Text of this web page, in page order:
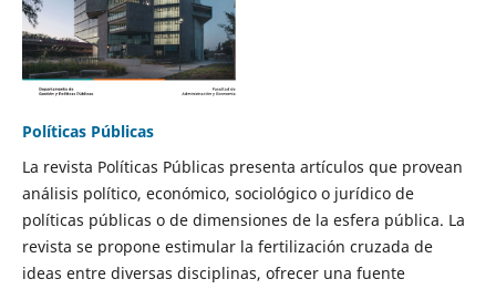
Políticas Públicas
La revista Políticas Públicas presenta artículos que provean
análisis político, económico, sociológico o jurídico de
políticas públicas o de dimensiones de la esfera pública. La
revista se propone estimular la fertilización cruzada de
ideas entre diversas disciplinas, ofrecer una fuente